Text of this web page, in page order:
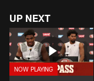
UP NEXT